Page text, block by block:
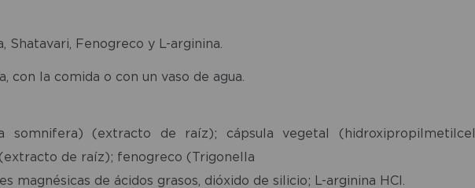
Fenogreco y L-arginina.
con la comida o con un vaso de agua.
somnifera) (extracto de raíz); cápsula vegetal
de raíz); fenogreco (Trigonella
de ácidos grasos, dióxido de silicio; L-arginina HCl.